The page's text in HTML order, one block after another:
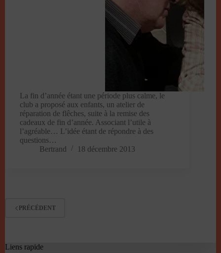
La fin d’année étant une période plus calme, le
club a proposé aux enfants, un atelier de
réparation de flêches, suite à la remise des
cadeaux de fin d’année. Associant l’utile à
l’agréable… L’idée étant de répondre à des
questions…
Bertrand
18 décembre 2013
PRÉCÉDENT
Liens rapide